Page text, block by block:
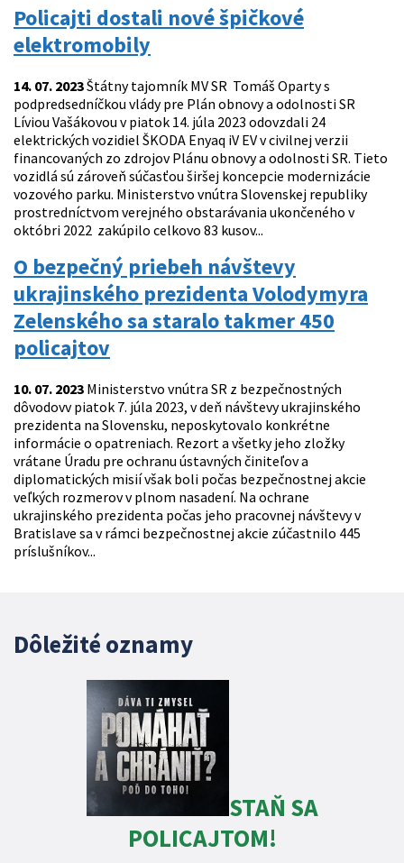
Policajti dostali nové špičkové
elektromobily
14. 07. 2023Štátny tajomník MV SR Tomáš Oparty s
podpredsedníčkou vlády pre Plán obnovy a odolnosti SR
Líviou Vašákovou v piatok 14. júla 2023 odovzdali 24
elektrických vozidiel ŠKODA Enyaq iV EV v civilnej verzii
financovaných zo zdrojov Plánu obnovy a odolnosti SR. Tieto
vozidlá sú zároveň súčasťou širšej koncepcie modernizácie
vozového parku. Ministerstvo vnútra Slovenskej republiky
prostredníctvom verejného obstarávania ukončeného v
októbri 2022 zakúpilo celkovo 83 kusov...
O bezpečný priebeh návštevy
ukrajinského prezidenta Volodymyra
Zelenského sa staralo takmer 450
policajtov
10. 07. 2023 Ministerstvo vnútra SR z bezpečnostných
dôvodovv piatok 7. júla 2023, v deň návštevy ukrajinského
prezidenta na Slovensku, neposkytovalo konkrétne
informácie o opatreniach. Rezort a všetky jeho zložky
vrátane Úradu pre ochranu ústavných činiteľov a
diplomatických misií však boli počas bezpečnostnej akcie
veľkých rozmerov v plnom nasadení. Na ochrane
ukrajinského prezidenta počas jeho pracovnej návštevy v
Bratislave sa v rámci bezpečnostnej akcie zúčastnilo 445
príslušníkov...
Dôležité oznamy
STAŇ SA
POLICAJTOM!